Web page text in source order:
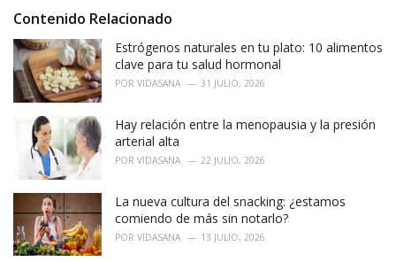
o
r
i
e
s
:Contenido Relacionado
Estrógenos naturales en tu plato: 10 alimentos
clave para tu salud hormonal
POR VIDASANA 31 JULIO, 2026
Hay relación entre la menopausia y la presión
arterial alta
POR VIDASANA 22 JULIO, 2026
La nueva cultura del snacking: ¿estamos
comiendo de más sin notarlo?
POR VIDASANA 13 JULIO, 2026